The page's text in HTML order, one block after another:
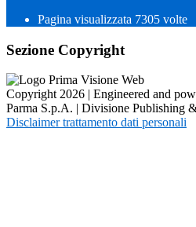
Pagina visualizzata 7305 volte
Sezione Copyright
Copyright 2026 | Engineered and
Parma S.p.A. | Divisione Publishing
Disclaimer trattamento dati personali